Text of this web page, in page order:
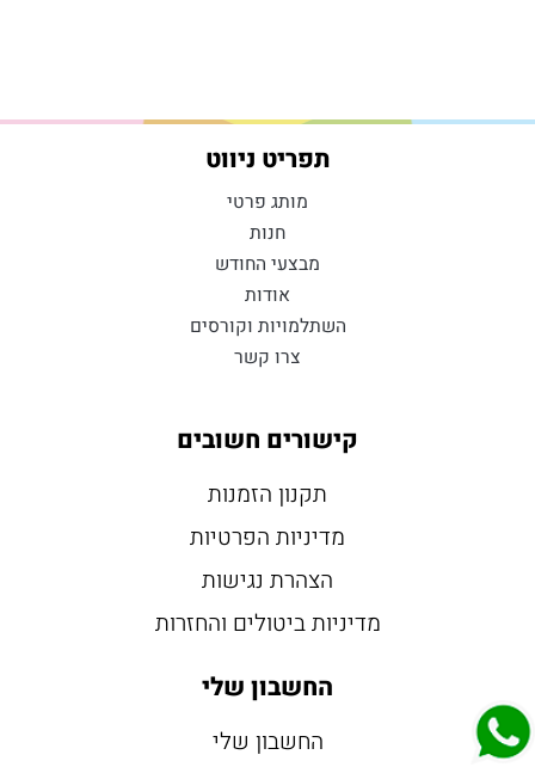
תפריט ניווט
מותג פרטי
חנות
מבצעי החודש
אודות
השתלמויות וקורסים
צרו קשר
קישורים חשובים
תקנון הזמנות
מדיניות הפרטיות
הצהרת נגישות
מדיניות ביטולים והחזרות
החשבון שלי
החשבון שלי